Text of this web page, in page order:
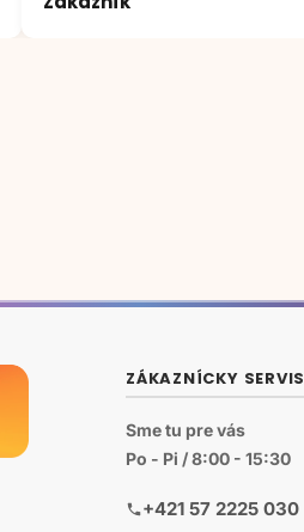
mi vysvetlili a poradili
ZÁKAZNÍCKY SERVIS
Sme tu pre vás
Po - Pi / 8:00 - 15:30
+421 57 2225 030